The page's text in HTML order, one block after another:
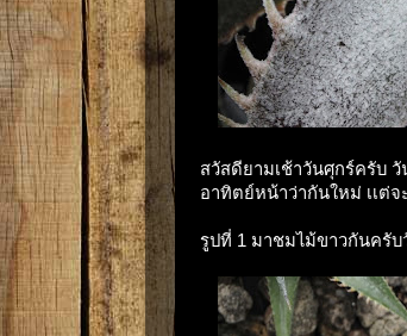
สวัสดียามเช้าวันศุกร์ครับ
อาทิตย์หน้าว่ากันใหม่ เเต่
รูปที่ 1 มาชมไม้ขาวกันครั